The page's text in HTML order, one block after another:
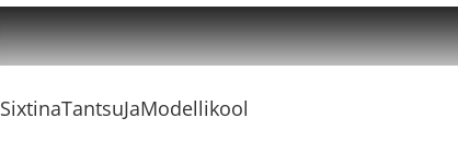
SixtinaTantsuJaModellikool